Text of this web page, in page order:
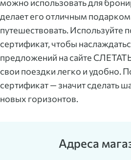
можно использовать для
делает его отличным
путешествовать. Используйте
сертификат, чтобы
предложений на сайте
свои поездки легко и удобно.
сертификат — значит сделать
новых горизонтов.
Адреса